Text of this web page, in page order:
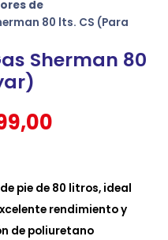
de
80 lts. CS (Para
Sherman 80
pie de 80 litros, ideal
rendimiento y
de poliuretano